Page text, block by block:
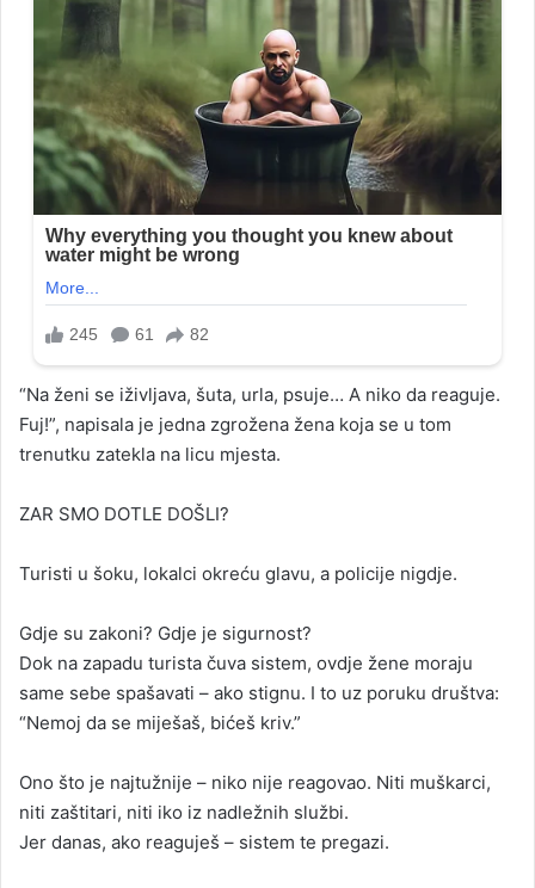
“Na ženi se iživljava, šuta, urla, psuje… A niko da reaguje.
Fuj!”, napisala je jedna zgrožena žena koja se u tom
trenutku zatekla na licu mjesta.
ZAR SMO DOTLE DOŠLI?
Turisti u šoku, lokalci okreću glavu, a policije nigdje.
Gdje su zakoni? Gdje je sigurnost?
Dok na zapadu turista čuva sistem, ovdje žene moraju
same sebe spašavati – ako stignu. I to uz poruku društva:
“Nemoj da se miješaš, bićeš kriv.”
Ono što je najtužnije – niko nije reagovao. Niti muškarci,
niti zaštitari, niti iko iz nadležnih službi.
Jer danas, ako reaguješ – sistem te pregazi.